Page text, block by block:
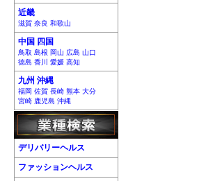
近畿
滋賀 奈良 和歌山
中国 四国
鳥取 島根 岡山 広島 山口
徳島 香川 愛媛 高知
九州 沖縄
福岡 佐賀 長崎 熊本 大分
宮崎 鹿児島 沖縄
デリバリーヘルス
ファッションヘルス